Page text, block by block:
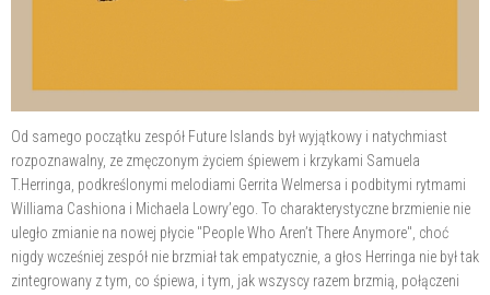
Od samego początku zespół Future Islands był wyjątkowy i natychmiast
rozpoznawalny, ze zmęczonym życiem śpiewem i krzykami Samuela
T.Herringa, podkreślonymi melodiami Gerrita Welmersa i podbitymi rytmami
Williama Cashiona i Michaela Lowry’ego. To charakterystyczne brzmienie nie
uległo zmianie na nowej płycie "People Who Aren’t There Anymore", choć
nigdy wcześniej zespół nie brzmiał tak empatycznie, a głos Herringa nie był tak
zintegrowany z tym, co śpiewa, i tym, jak wszyscy razem brzmią, połączeni